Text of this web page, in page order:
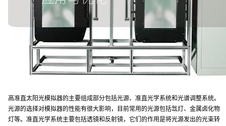
高准直太阳光模拟器的主要组成部分包括光源、准直光学系统和光谱调整系统。
光源的选择对模拟器的性能有很大影响，目前常用的光源包括氙灯、金属卤化物
灯等。准直光学系统主要包括透镜和反射镜，它们的作用是将光源发出的光束转